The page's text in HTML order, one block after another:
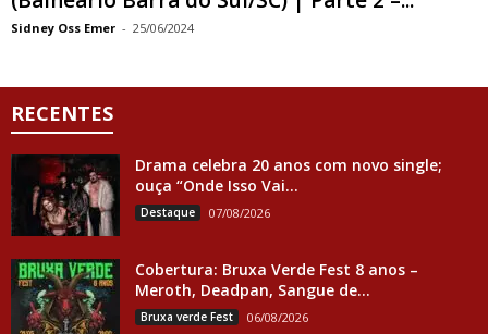
Sidney Oss Emer - 25/06/2024
RECENTES
Drama celebra 20 anos com novo single;
ouça “Onde Isso Vai...
Destaque 07/08/2026
Cobertura: Bruxa Verde Fest 8 anos –
Meroth, Deadpan, Sangue de...
Bruxa verde Fest 06/08/2026